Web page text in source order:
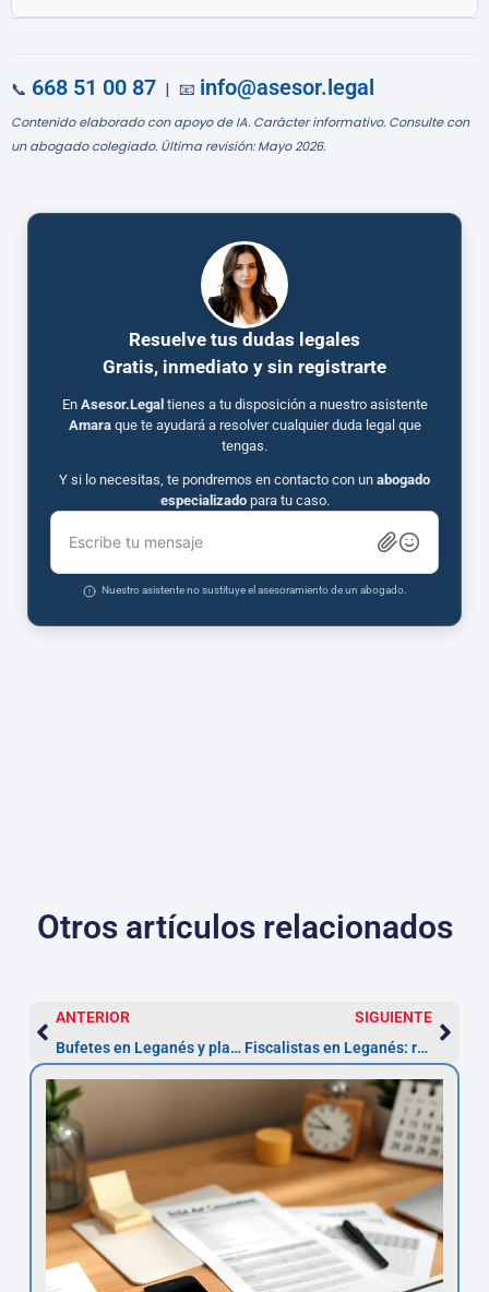
📞 668 51 00 87 | 📧 info@asesor.legal
Contenido elaborado con apoyo de IA. Carácter informativo. Consulte con
un abogado colegiado. Última revisión: Mayo 2026.
Resuelve tus dudas legales
Gratis, inmediato y sin registrarte
En Asesor.Legal tienes a tu disposición a nuestro asistente
Amaraque te ayudará a resolver cualquier duda legal que
tengas.
Y si lo necesitas, te pondremos en contacto con un abogado
especializadopara tu caso.
Escribe tu mensaje
Nuestro asistente no sustituye el asesoramiento de un abogado.
Otros artículos relacionados
ANTERIOR
Bufetes en Leganés y plazos clave: impugna en 20 días
SIGUIENTE
Fiscalistas en Leganés: recurre en 1-3 meses